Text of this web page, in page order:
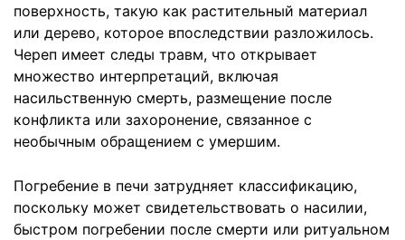
поверхность, такую как растительный материал
или дерево, которое впоследствии разложилось.
Череп имеет следы травм, что открывает
множество интерпретаций, включая
насильственную смерть, размещение после
конфликта или захоронение, связанное с
необычным обращением с умершим.
Погребение в печи затрудняет классификацию,
поскольку может свидетельствовать о насилии,
быстром погребении после смерти или ритуальном